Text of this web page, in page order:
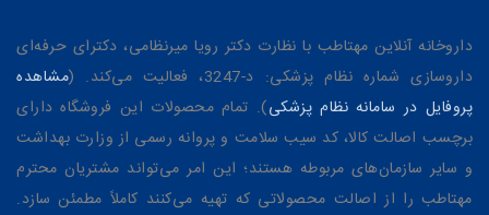
داروخانه آنلاین مهتاطب با نظارت دکتر رویا میرنظامی، دکترای حرفه‌ای
داروسازی شماره نظام پزشکی: د-3247، فعالیت می‌کند. (
مشاهده
پروفایل در سامانه نظام پزشکی). تمام محصولات این فروشگاه دارای
برچسب اصالت کالا، کد سیب سلامت و پروانه رسمی از وزارت بهداشت
و سایر سازمان‌های مربوطه هستند؛ این امر می‌تواند مشتریان محترم
مهتاطب را از اصالت محصولاتی که تهیه می‌کنند کاملاً مطمئن سازد.